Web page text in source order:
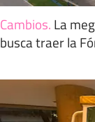
Cambios. La
busca traer la